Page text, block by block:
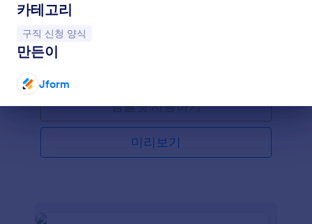
카테고리
카테고리로 이동:
구직 신청 양식
만든이
Jform
이 이력서 수집 폼은 신청자의 개인 및 연락처 정보,
자기 소개서도 추가할 수 있게 합니다. 귀하는 이 템플
릿을 토대로 사용할 수 있으며 다양한 맞춤 설정 템플
것을 웹사이트에 임베드 하거나 독립적인 폼으로도 사
템플릿 사용하기
미리보기